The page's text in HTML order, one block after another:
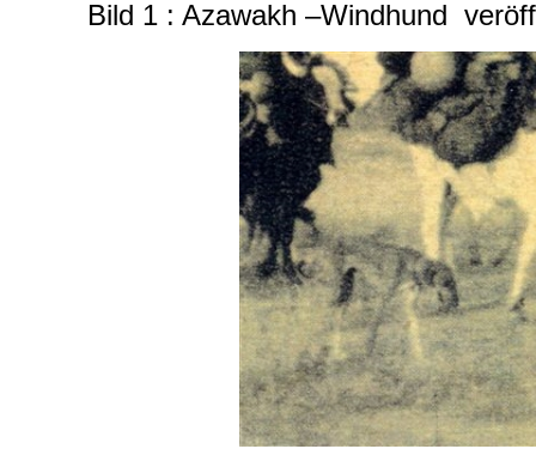
Bild 1 : Azawakh –Windhund